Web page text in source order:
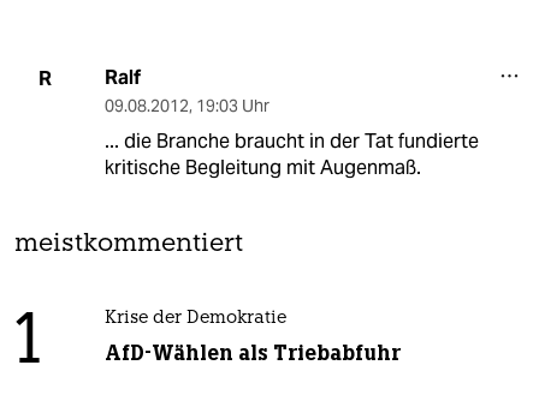
R Ralf
09.08.2012, 19:03 Uhr
... die Branche braucht in der Tat fundierte
kritische Begleitung mit Augenmaß.
meistkommentiert
1 Krise der Demokratie
AfD-Wählen als Triebabfuhr